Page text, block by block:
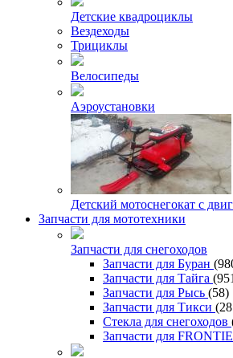
Детские квадроциклы
Вездеходы
Трициклы
Велосипеды
Аэроустановки
Детский мотоснегокат с
Запчасти для мототехники
Запчасти для снегоходов
Запчасти для Буран
Запчасти для Тайга
Запчасти для Рысь (58)
Запчасти для Тикси
Стекла для снегоходов
Запчасти для